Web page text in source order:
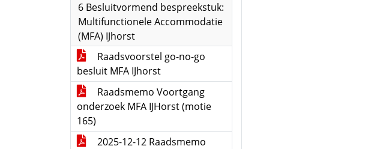
6 Besluitvormend bespreekstuk:
Multifunctionele Accommodatie
(MFA) IJhorst
Raadsvoorstel go-no-go
besluit MFA IJhorst
Raadsmemo Voortgang
onderzoek MFA IJHorst (motie
165)
2025-12-12 Raadsmemo